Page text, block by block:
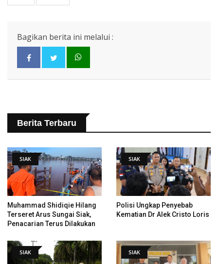
Bagikan berita ini melalui :
Berita Terbaru
SIAK
Muhammad Shidiqie Hilang
Terseret Arus Sungai Siak,
Penacarian Terus Dilakukan
SIAK
Polisi Ungkap Penyebab
Kematian Dr Alek Cristo Loris
SIAK SIAK